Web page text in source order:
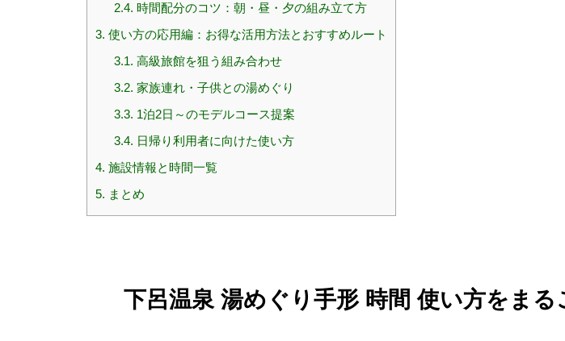
2.4. 時間配分のコツ：朝・昼・夕の組み立て方
3. 使い方の応用編：お得な活用方法とおすすめルート
3.1. 高級旅館を狙う組み合わせ
3.2. 家族連れ・子供との湯めぐり
3.3. 1泊2日～のモデルコース提案
3.4. 日帰り利用者に向けた使い方
4. 施設情報と時間一覧
5. まとめ
下呂温泉 湯めぐり手形 時間 使い方をまる